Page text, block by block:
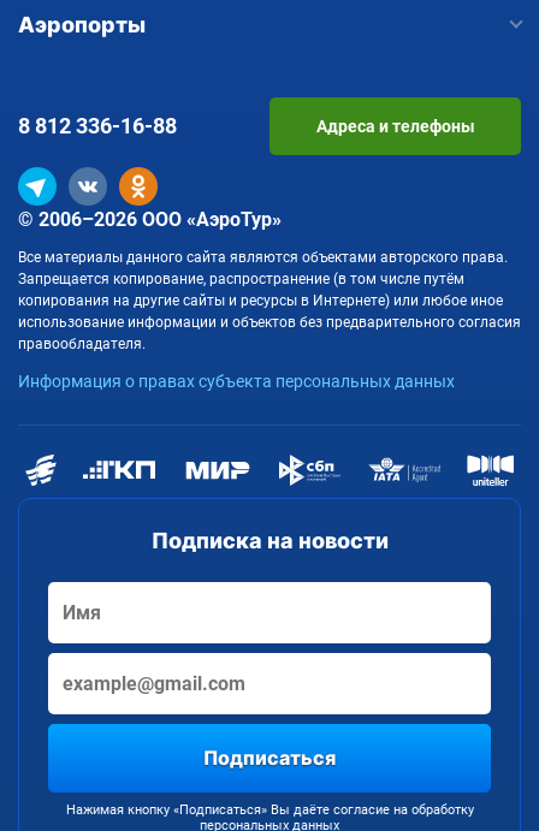
Аэропорты
Подписка на новости
Подписаться
Нажимая кнопку «Подписаться» Вы даёте согласие на обработку
персональных данных
© 2006–2026 ООО «АэроТур»
Все материалы данного сайта являются объектами авторского права.
Запрещается копирование, распространение (в том числе путём
копирования на другие сайты и ресурсы в Интернете) или любое иное
использование информации и объектов без предварительного согласия
правообладателя.
Информация о правах субъекта персональных данных
8 812336-16-88 Адреса и телефоны